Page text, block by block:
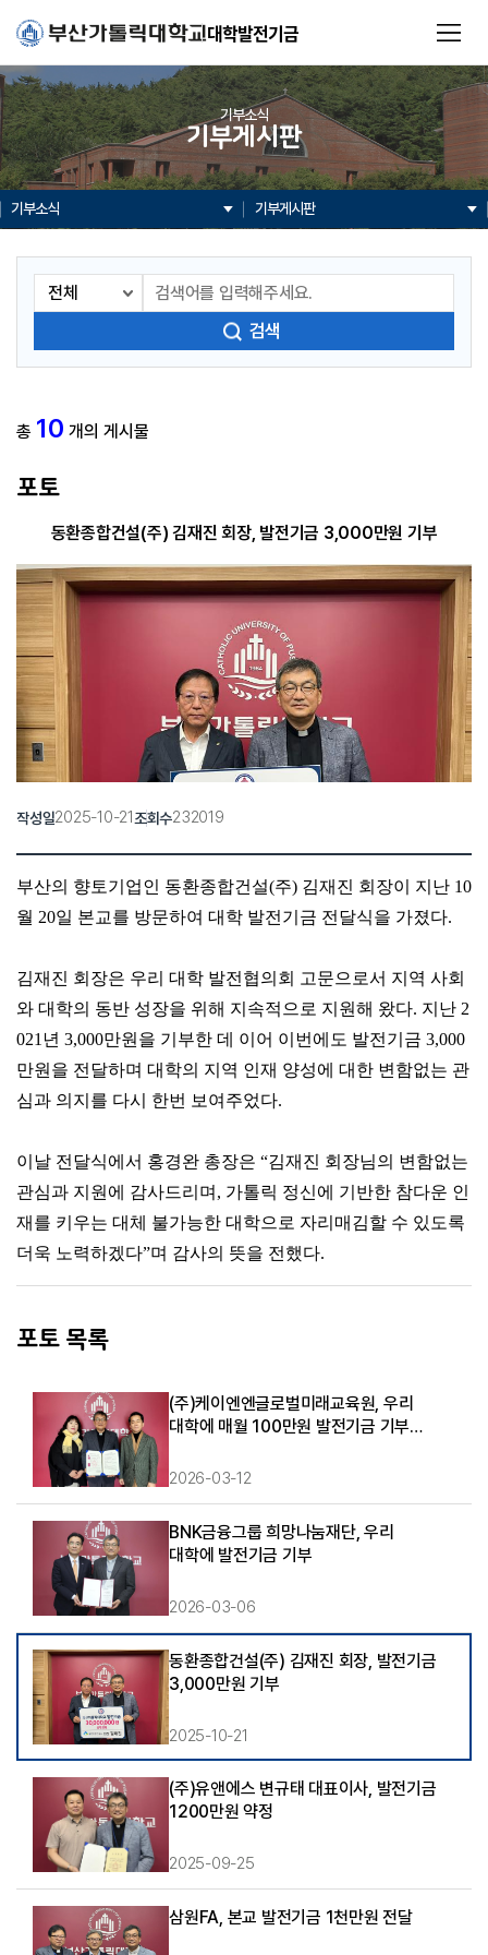
대학발전기금
기부소식
기부게시판
기부소식 기부게시판
검색
총 10 개의 게시물
포토
동환종합건설(주) 김재진 회장, 발전기금 3,000만원 기부
작성일2025-10-21조회수232019
부산의 향토기업인 동환종합건설(주) 김재진 회장이 지난 10
월 20일 본교를 방문하여 대학 발전기금 전달식을 가졌다.
김재진 회장은 우리 대학 발전협의회 고문으로서 지역 사회
와 대학의 동반 성장을 위해 지속적으로 지원해 왔다. 지난 2
021 년 3,000만원을 기부한 데 이어 이번에도 발전기금 3,000
만원을 전달하며 대학의 지역 인재 양성에 대한 변함없는 관
심과 의지를 다시 한번 보여주었다.
이날 전달식에서 홍경완 총장은 “김재진 회장님의 변함없는
관심과 지원에 감사드리며 , 가톨릭 정신에 기반한 참다운 인
재를 키우는 대체 불가능한 대학으로 자리매김할 수 있도록
더욱 노력하겠다”며 감사의 뜻을 전했다.
포토 목록
(주)케이엔엔글로벌미래교육원, 우리
대학에 매월 100만원 발전기금 기부
2026-03-12
BNK금융그룹 희망나눔재단, 우리
대학에 발전기금 기부
2026-03-06
동환종합건설(주) 김재진 회장, 발전기금
3,000만원 기부
2025-10-21
(주)유앤에스 변규태 대표이사, 발전기금
1200만원 약정
2025-09-25
삼원FA, 본교 발전기금 1천만원 전달